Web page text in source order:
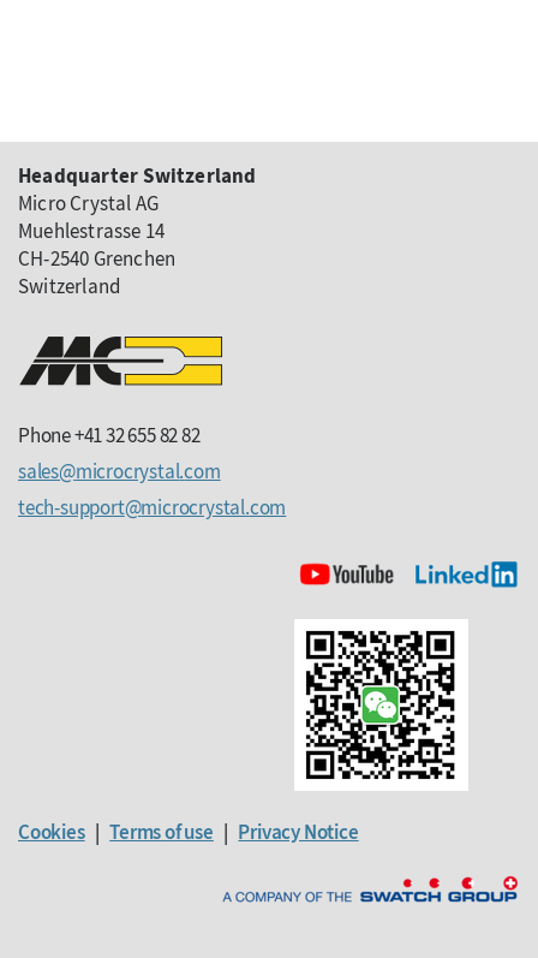
Headquarter Switzerland
Micro Crystal AG
Muehlestrasse 14
CH-2540 Grenchen
Switzerland
Phone +41 32 655 82 82
sales
microcrystalcom
tech-support
microcrystalcom
Cookies|Terms of use | Privacy Notice